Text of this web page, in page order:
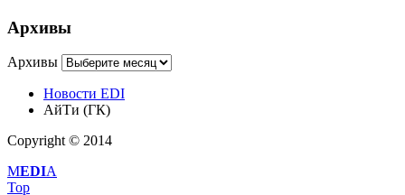
Архивы
Архивы
Новости EDI
АйТи (ГК)
Copyright © 2014
MEDIA
Top